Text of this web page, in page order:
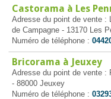
Castorama à Les
Adresse du point de vente :
de Campagne - 13170 Les
Numéro de téléphone :
Bricorama à Jeuxey
Adresse du point de vente :
- 88000 Jeuxey
Numéro de téléphone :